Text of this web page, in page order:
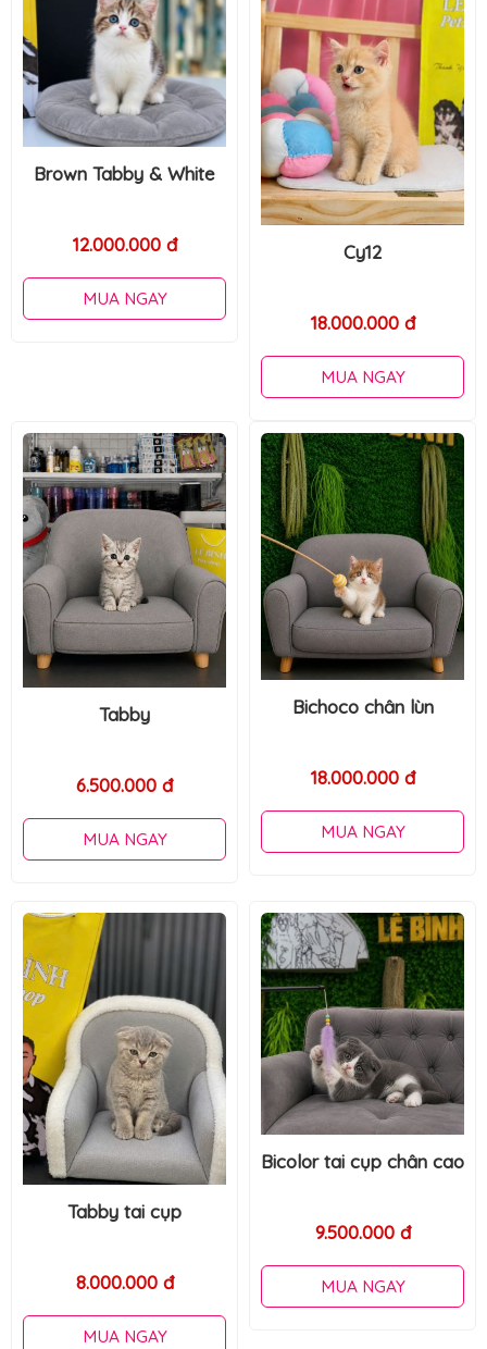
Cy12
18.000.000 đ
Lông dài full trắng
7.500.000 đ
MUA NGAY
Bichoco chân lùn
18.000.000 đ
MUA NGAY
Bicolor chân lùn
15.000.000 đ
MUA NGAY
Bicolor tai cụp chân cao
MUA NGAY
Bicolor lông dài
MUA NGAY